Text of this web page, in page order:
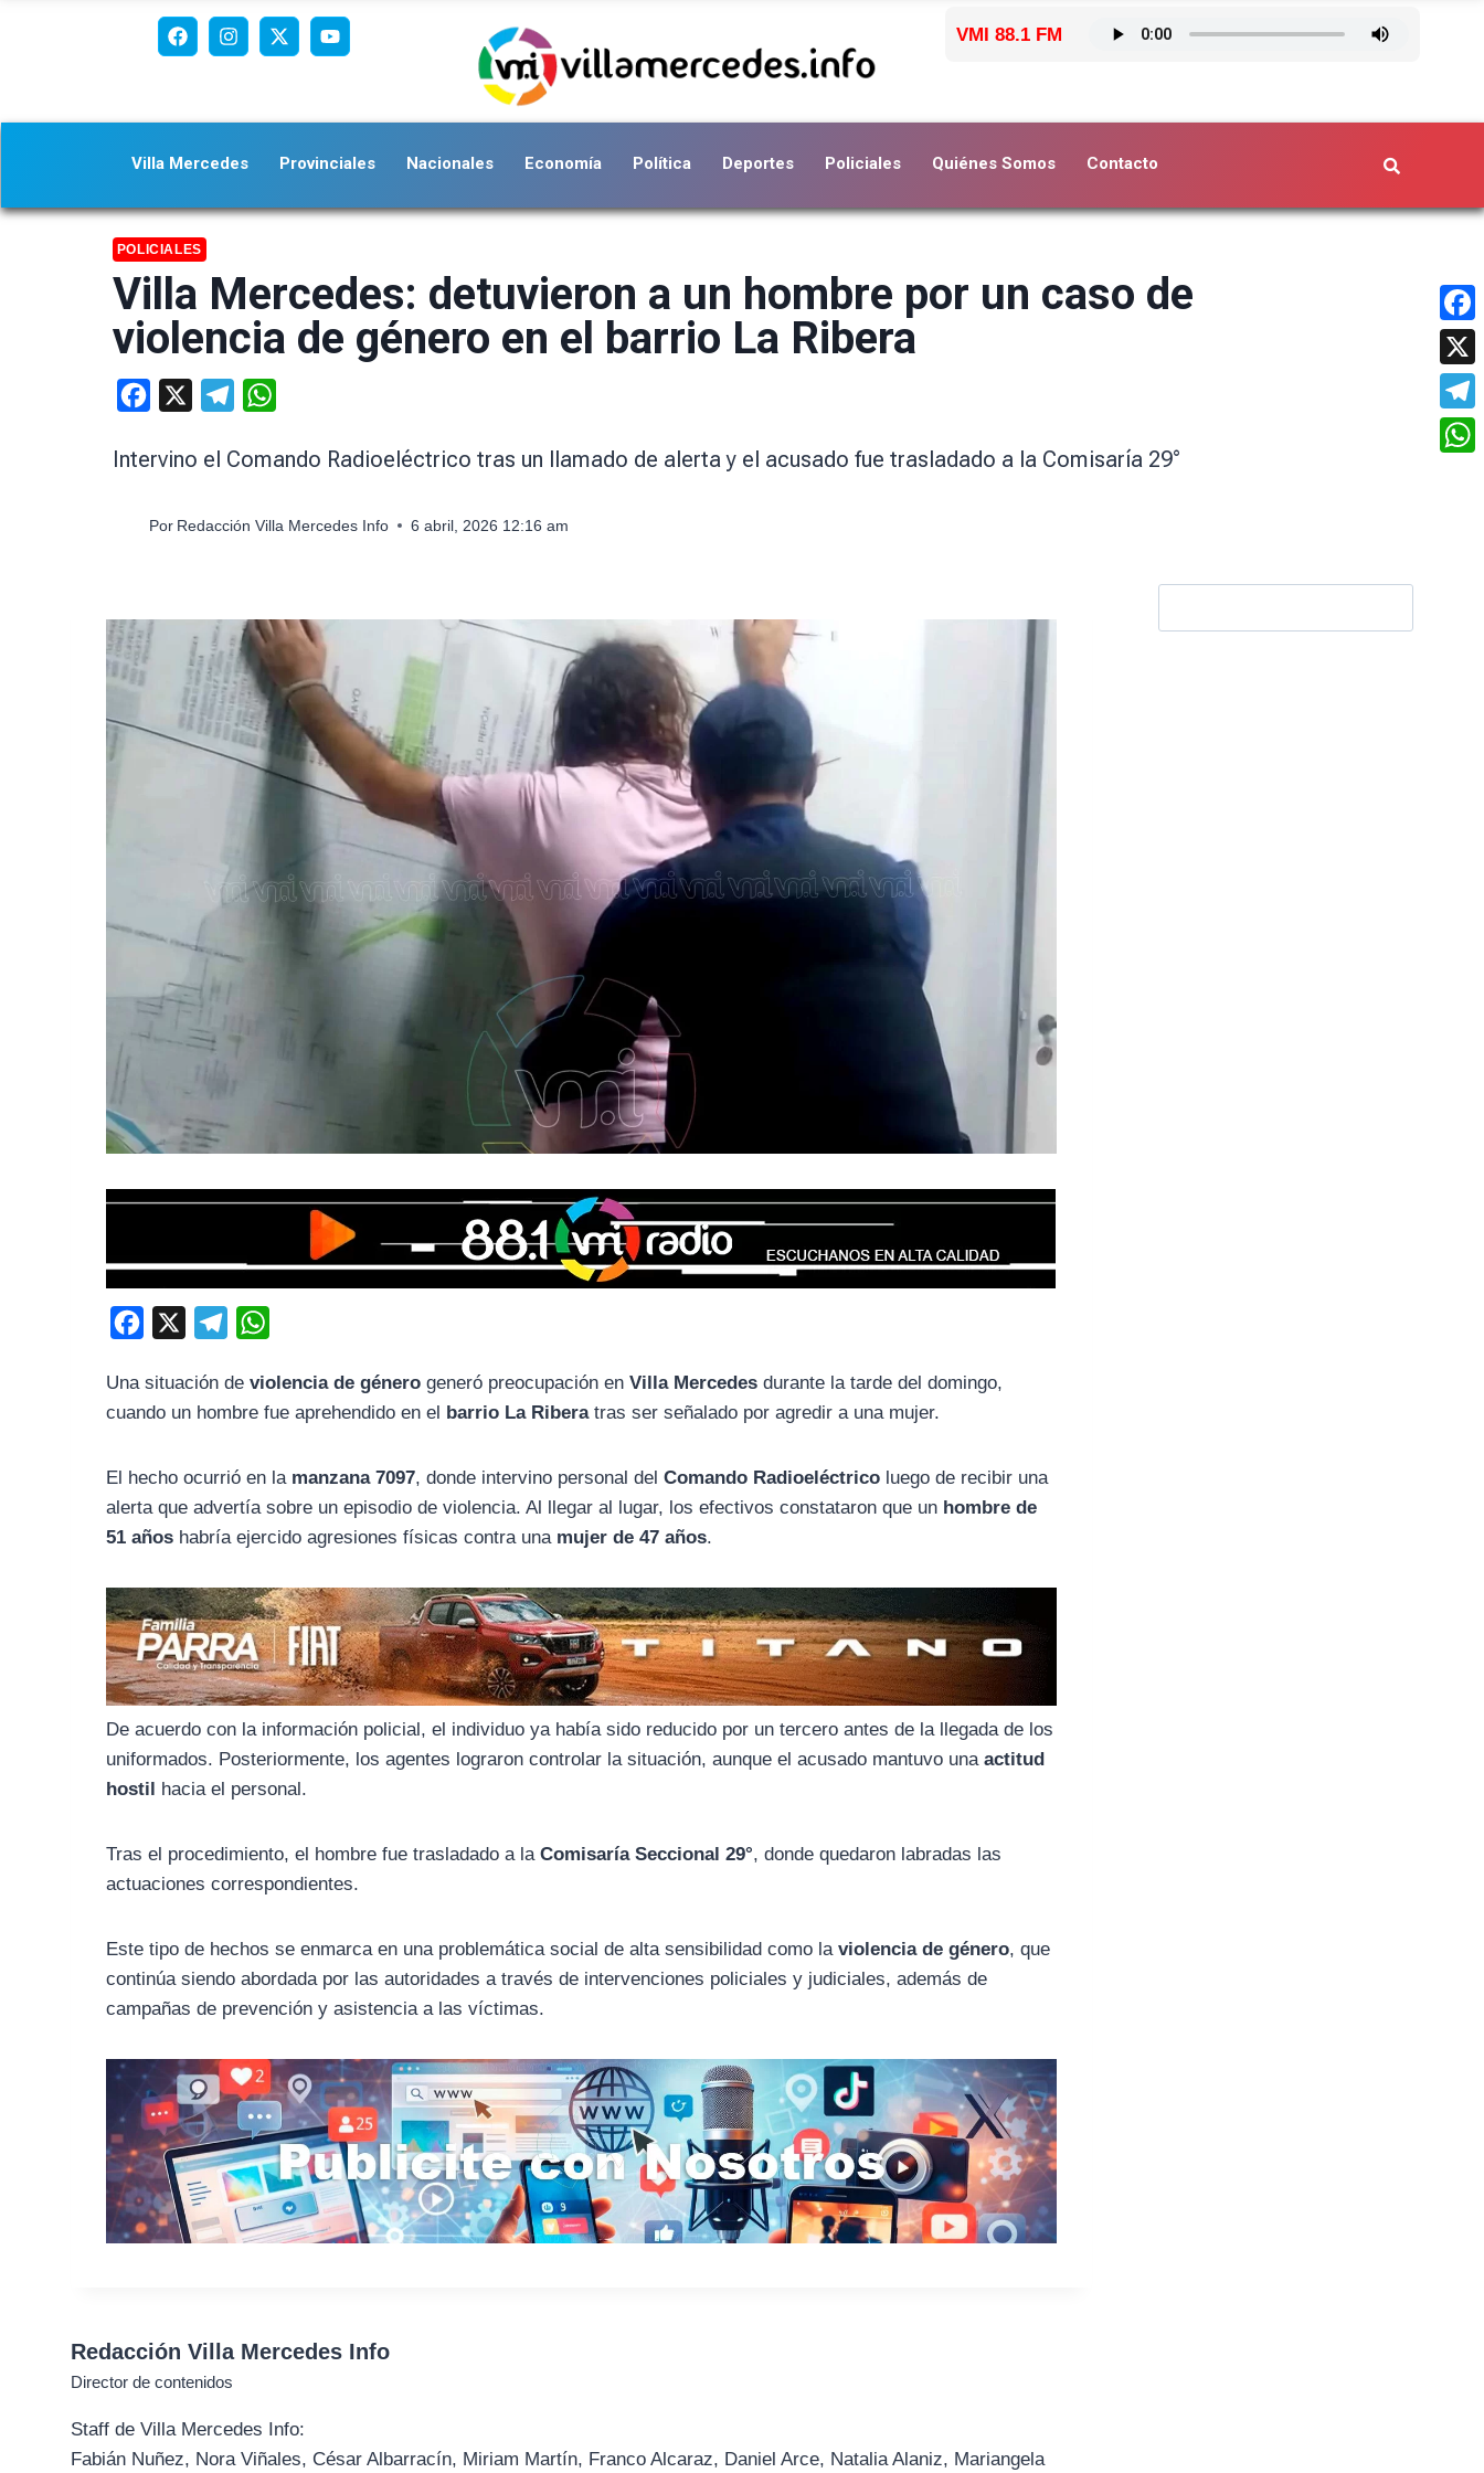
VMI 88.1 FM
Villa Mercedes Provinciales Nacionales Economía Política Deportes Policiales Quiénes Somos Contacto
POLICIALES
Villa Mercedes: detuvieron a un hombre por un caso de
violencia de género en el barrio La Ribera
Facebook Telegram
Intervino el Comando Radioeléctrico tras un llamado de alerta y el acusado fue trasladado a la Comisaría 29°
Por Redacción Villa Mercedes Info 6 abril, 2026 12:16 am
c
e
o
l
e
r
a
t
A
Una situación deviolencia de género generó preocupación enVilla Mercedes durante la tarde del domingo,
cuando un hombre fue aprehendido en el
barrio La Riberatras ser señalado por agredir a una mujer.
El hecho ocurrió en la manzana 7097, donde intervino personal delComando Radioeléctrico luego de recibir una
alerta que advertía sobre un episodio de violencia. Al llegar al lugar, los efectivos constataron que un hombre de
51 años habría ejercido agresiones físicas contra una mujer de 47 años.
De acuerdo con la información policial, el individuo ya había sido reducido por un tercero antes de la llegada de los
uniformados. Posteriormente, los agentes lograron controlar la situación, aunque el acusado mantuvo unaactitud
hostil hacia el personal.
Tras el procedimiento, el hombre fue trasladado a laComisaría Seccional 29°, donde quedaron labradas las
actuaciones correspondientes.
Este tipo de hechos se enmarca en una problemática social de alta sensibilidad como laviolencia de género, que
continúa siendo abordada por las autoridades a través de intervenciones policiales y judiciales, además de
campañas de prevención y asistencia a las víctimas.
Redacción Villa Mercedes Info
Director de contenidos
Staff de Villa Mercedes Info:
Fabián Nuñez, Nora Viñales, César Albarracín, Miriam Martín, Franco Alcaraz, Daniel Arce, Natalia Alaniz, Mariangela
X